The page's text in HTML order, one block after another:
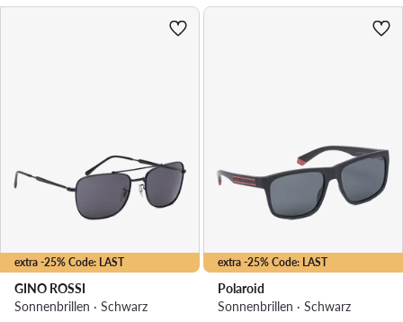
extra -25% Code: LAST
GINO ROSSI
Sonnenbrillen · Schwarz
extra -25% Code: LAST
Polaroid
Sonnenbrillen · Schwarz